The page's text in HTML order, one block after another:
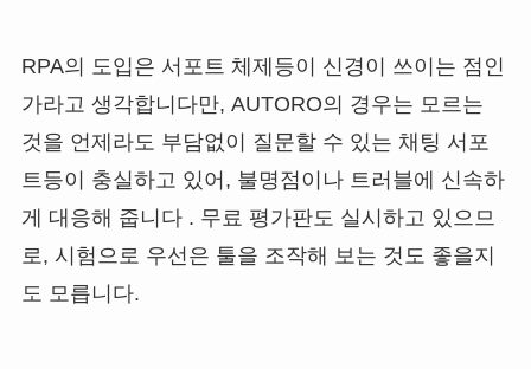
RPA의 도입은 서포트 체제등이 신경이 쓰이는 점인
가라고 생각합니다만, AUTORO의 경우는 모르는
것을 언제라도 부담없이 질문할 수 있는 채팅 서포
트등이 충실하고 있어, 불명점이나 트러블에 신속하
게 대응해 줍니다 . 무료 평가판도 실시하고 있으므
로, 시험으로 우선은 툴을 조작해 보는 것도 좋을지
도 모릅니다.